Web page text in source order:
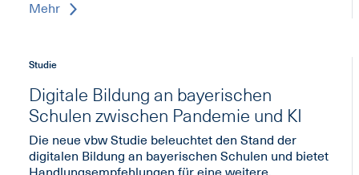
Mehr
Studie
Digitale Bildung an bayerischen
Schulen zwischen Pandemie und KI
Die neue vbw Studie beleuchtet den Stand der
digitalen Bildung an bayerischen Schulen und bietet